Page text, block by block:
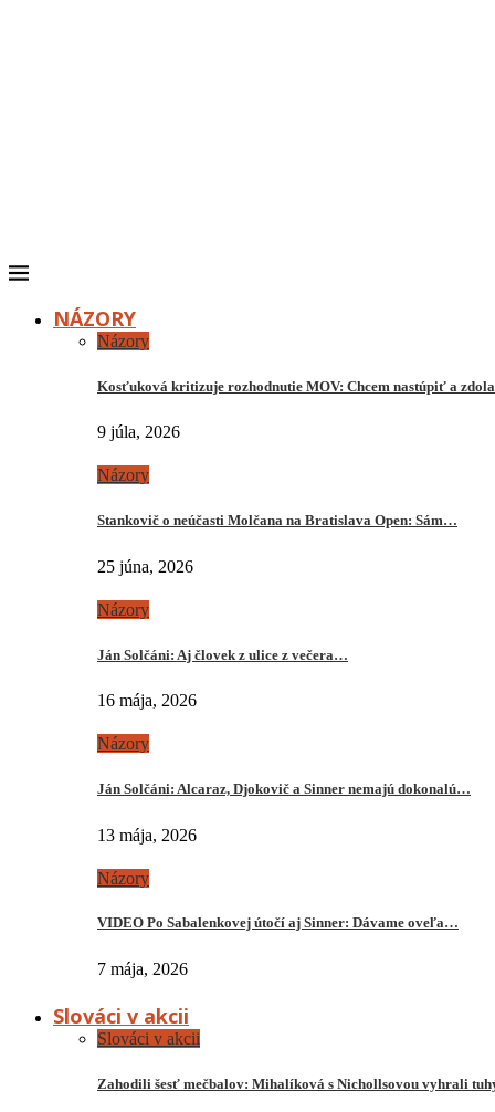
NÁZORY
Názory
Kosťuková kritizuje rozhodnutie MOV: Chcem nastúpiť a
9 júla, 2026
Názory
Stankovič o neúčasti Molčana na Bratislava Open: Sám…
25 júna, 2026
Názory
Ján Solčáni: Aj človek z ulice z večera…
16 mája, 2026
Názory
Ján Solčáni: Alcaraz, Djokovič a Sinner nemajú dokonalú…
13 mája, 2026
Názory
VIDEO Po Sabalenkovej útočí aj Sinner: Dávame oveľa…
7 mája, 2026
Slováci v akcii
Slováci v akcii
Zahodili šesť mečbalov: Mihalíková s Nichollsovou vyhrali